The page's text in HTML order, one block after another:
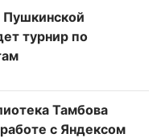
Пушкинской
турнир по
Тамбова
с Яндексом